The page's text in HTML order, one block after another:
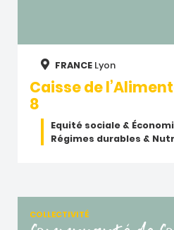
FRANCE Lyon
Caisse de
8
Equité sociale &
Régimes durables &
COLLECTIVITÉ